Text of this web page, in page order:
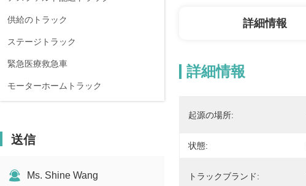
供給のトラック
ステージトラック
緊急医療救急車
モーターホームトラック
送信
Ms. Shine Wang
詳細情報
詳細情報
起源の場所:
状態:
トラックブランド: